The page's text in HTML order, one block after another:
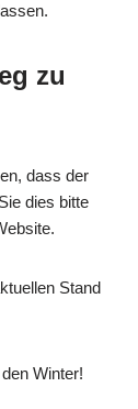
zu
dass der
dies bitte
Stand
Winter!